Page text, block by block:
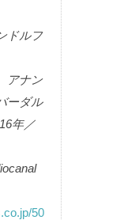
ドルフ
アナン
ーダル
年／
50